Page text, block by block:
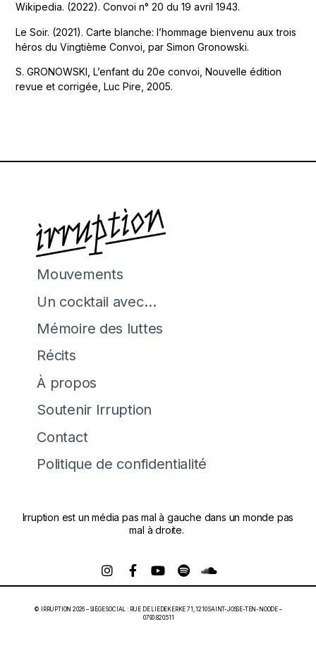
Wikipedia. (2022). Convoi n° 20 du 19 avril 1943.
Le Soir. (2021). Carte blanche: l’hommage bienvenu aux trois
héros du Vingtième Convoi, par Simon Gronowski.
S. GRONOWSKI, L’enfant du 20e convoi, Nouvelle édition
revue et corrigée, Luc Pire, 2005.
Mouvements
Un cocktail avec…
Mémoire des luttes
Récits
À propos
Soutenir Irruption
Contact
Politique de confidentialité
Irruption est un média pas mal à gauche dans un monde pas
mal à droite.
© IRRUPTION 2026 – SIÈGE SOCIAL : RUE DE LIEDEKERKE 71, 1210 SAINT-JOSSE-TEN-NOODE –
0790.820.511